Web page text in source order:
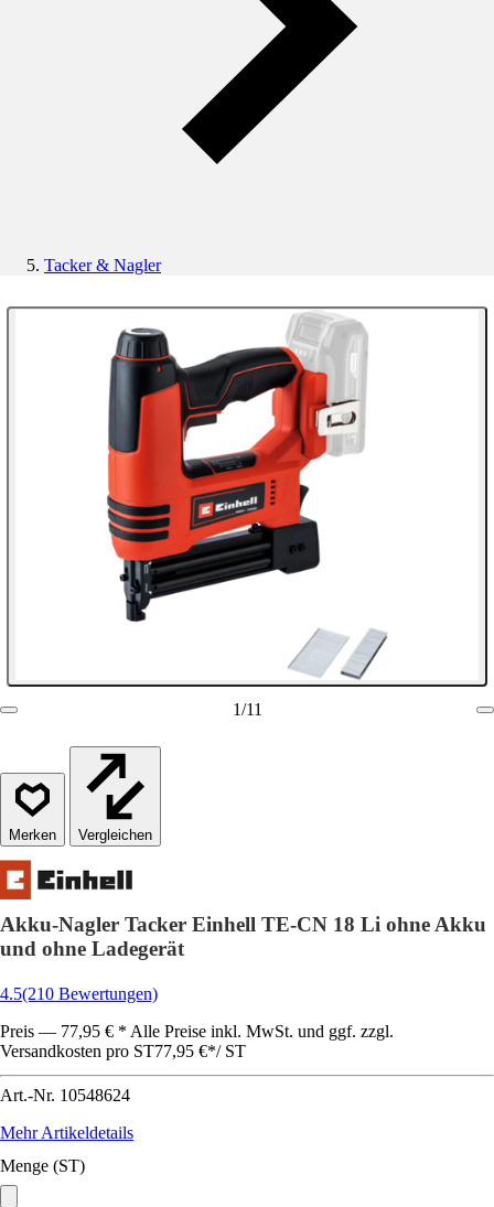
Tacker & Nagler
1/11
Vergleichen
Akku-Nagler Tacker Einhell TE-CN 18 Li ohne Akku
und ohne Ladegerät
4.5(210 Bewertungen)
Preis — 77,95 € * Alle Preise inkl. MwSt. und ggf. zzgl.
Versandkosten pro ST77,95 €*/ ST
Art.-Nr. 10548624
Mehr Artikeldetails
Menge (ST)